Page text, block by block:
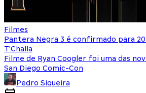
Filmes
Pantera Negra 3 é confirmado para
T'Challa
Filme de Ryan Coogler foi uma das
San Diego Comic-Con
Pedro Siqueira